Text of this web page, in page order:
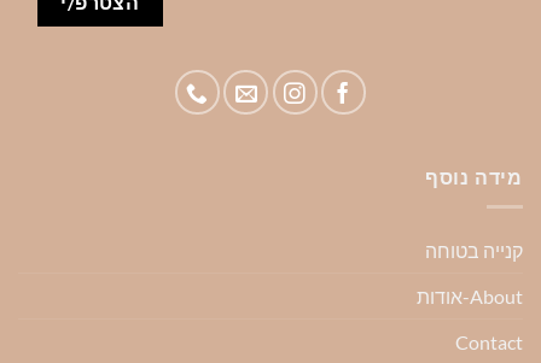
מידה נוסף
קנייה בטוחה
About-אודות
Contact